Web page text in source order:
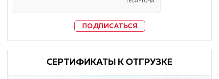
ПОДПИСАТЬСЯ
CЕРТИФИКАТЫ К ОТГРУЗКЕ